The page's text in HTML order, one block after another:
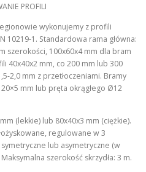
PROFILI
wykonujemy z profili
10219-1. Standardowa rama główna:
szerokości, 100x60x4 mm dla bram
40x40x2 mm, co 200 mm lub 300
2,0 mm z przetłoczeniami. Bramy
mm lub pręta okrągłego Ø12
(lekkie) lub 80x40x3 mm (ciężkie).
regulowane w 3
symetryczne lub asymetryczne (w
szerokość skrzydła: 3 m.